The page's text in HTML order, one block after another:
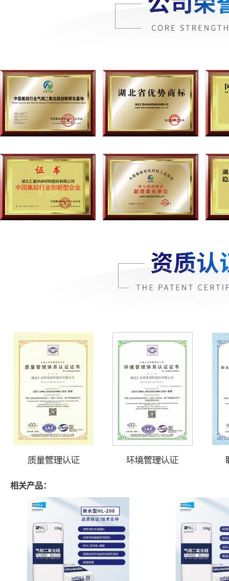
相关产品：